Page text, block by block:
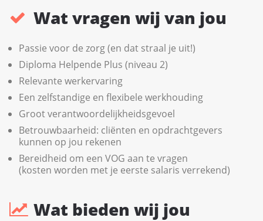
Wat vragen wij van jou
Passie voor de zorg (en dat straal je uit!)
Diploma Helpende Plus (niveau 2)
Relevante werkervaring
Een zelfstandige en flexibele werkhouding
Groot verantwoordelijkheidsgevoel
Betrouwbaarheid: cliënten en opdrachtgevers
kunnen op jou rekenen
Bereidheid om een VOG aan te vragen
(kosten worden met je eerste salaris verrekend)
Wat bieden wij jou